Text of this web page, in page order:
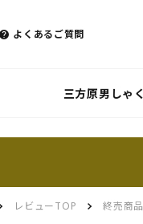
よくあるご質問
三方原男しゃく
レビューTOP 終売商品